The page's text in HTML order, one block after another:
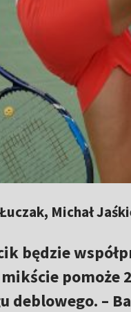
Michał
będzie
mikście
deblowego. –